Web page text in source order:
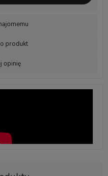
produkt
opinię